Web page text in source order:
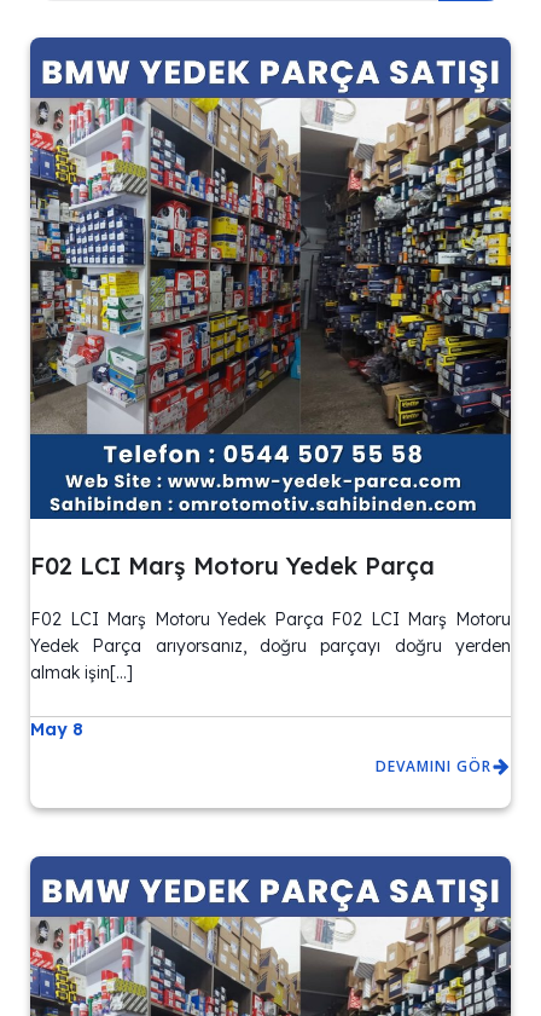
F02 LCI Marş Motoru Yedek Parça
F02 LCI Marş Motoru Yedek Parça F02 LCI Marş Motoru
Yedek Parça arıyorsanız, doğru parçayı doğru yerden
almak işin[…]
May 8
DEVAMINI GÖR